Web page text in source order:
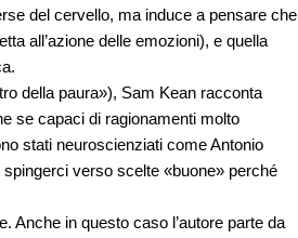
del cervello, ma induce a pensare che
all’azione delle emozioni), e quella
della paura»), Sam Kean racconta
se capaci di ragionamenti molto
stati neuroscienziati come Antonio
verso scelte «buone» perché
Anche in questo caso l’autore parte da